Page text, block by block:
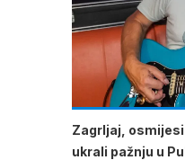
Zagrljaj, osmijesi
ukrali pažnju u